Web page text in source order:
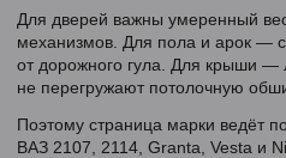
Для дверей важны умеренный
механизмов. Для пола и арок —
от дорожного гула. Для крыши —
не перегружают потолочную
Поэтому страница марки ведёт
ВАЗ 2107, 2114, Granta, Vesta и